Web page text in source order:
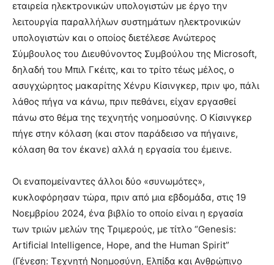
εταιρεία ηλεκτρονικών υπολογιστών με έργο την
λειτουργία παραλλήλων συστημάτων ηλεκτρονικών
υπολογιστών και ο οποίος διετέλεσε Ανώτερος
Σύμβουλος του Διευθύνοντος Συμβούλου της Microsoft,
δηλαδή του Μπιλ Γκέιτς, και το τρίτο τέως μέλος, ο
ασυγχώρητος μακαρίτης Χένρυ Κίσινγκερ, πριν ψο, πάλι
λάθος πήγα να κάνω, πριν πεθάνει, είχαν εργασθεί
πάνω στο θέμα της τεχνητής νοημοσύνης. Ο Κίσινγκερ
πήγε στην κόλαση (και στον παράδεισο να πήγαινε,
κόλαση θα τον έκανε) αλλά η εργασία του έμεινε.
Οι εναπομείναντες άλλοι δύο «συνωμότες»,
κυκλοφόρησαν τώρα, πριν από μια εβδομάδα, στις 19
Νοεμβρίου 2024, ένα βιβλίο το οποίο είναι η εργασία
των τριών μελών της Τριμερούς, με τίτλο “Genesis:
Artificial Intelligence, Hope, and the Human Spirit”
(Γένεση: Τεχνητή Νοημοσύνη, Ελπίδα και Ανθρώπινο